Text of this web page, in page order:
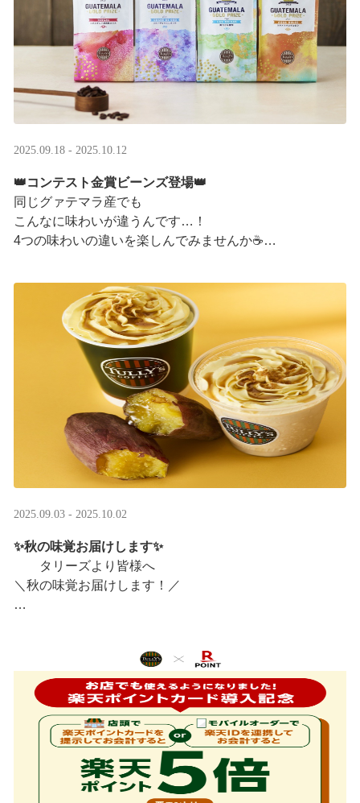
2025.09.18 - 2025.10.12
👑コンテスト金賞ビーンズ登場👑
同じグァテマラ産でも
こんなに味わいが違うんです…！
4つの味わいの違いを楽しんでみませんか☕
グァテマラコーヒー体験イベントも実施中▼
2025.09.03 - 2025.10.02
✨秋の味覚お届けします✨
タリーズより皆様へ
＼秋の味覚お届けします！／
実りの秋らしいほっこりフードも続々登場です♪
涼しい店内で一足早い秋の訪 ···